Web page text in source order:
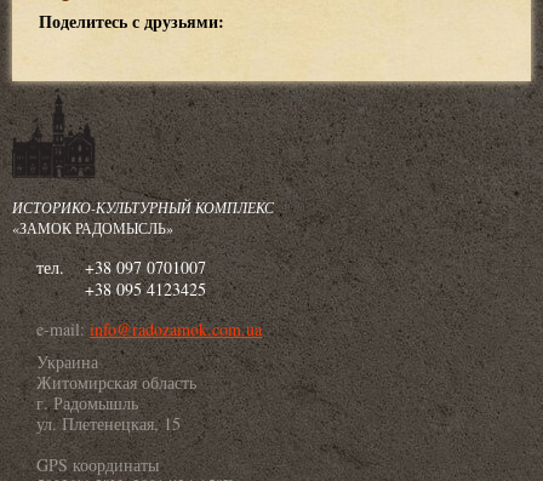
Поделитесь с друзьями:
ИСТОРИКО-КУЛЬТУРНЫЙ КОМПЛЕКС
«ЗАМОК РАДОМЫСЛЬ»
тел.
+38 097 0701007
+38 095 4123425
e-mail:info@radozamok.com.ua
Украина
Житомирская область
г. Радомышль
ул. Плетенецкая, 15
GPS координаты